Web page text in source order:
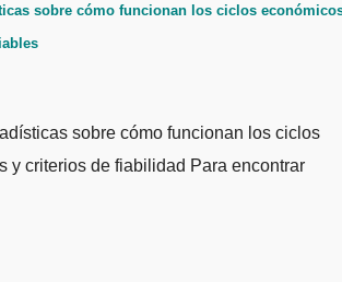
sobre cómo funcionan los ciclos
sobre cómo funcionan los ciclos
y criterios de fiabilidad Para encontrar